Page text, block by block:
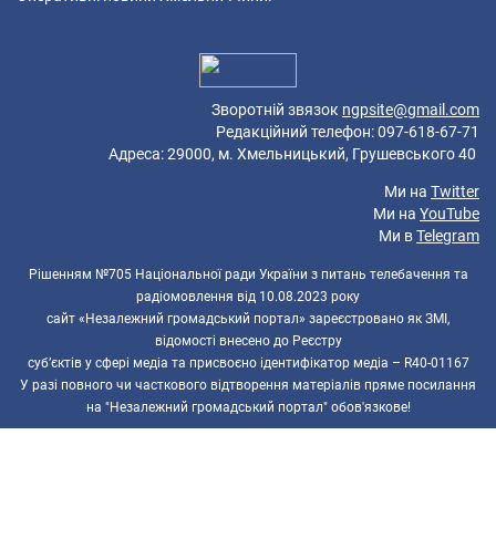
Зворотній звязок ngpsite@gmail.com
Редакційний телефон: 097-618-67-71
Адреса: 29000, м. Хмельницький, Грушевського 40
Ми на Twitter
Ми на YouTube
Ми вTelegram
Рішенням №705 Національної ради України з питань телебачення та
радіомовлення від 10.08.2023 року
сайт «Незалежний громадський портал» зареєстровано як ЗМІ,
відомості внесено до Реєстру
суб’єктів у сфері медіа та присвоєно ідентифікатор медіа – R40-01167
У разі повного чи часткового відтворення матеріалів пряме посилання
на "Незалежний громадський портал" обов'язкове!